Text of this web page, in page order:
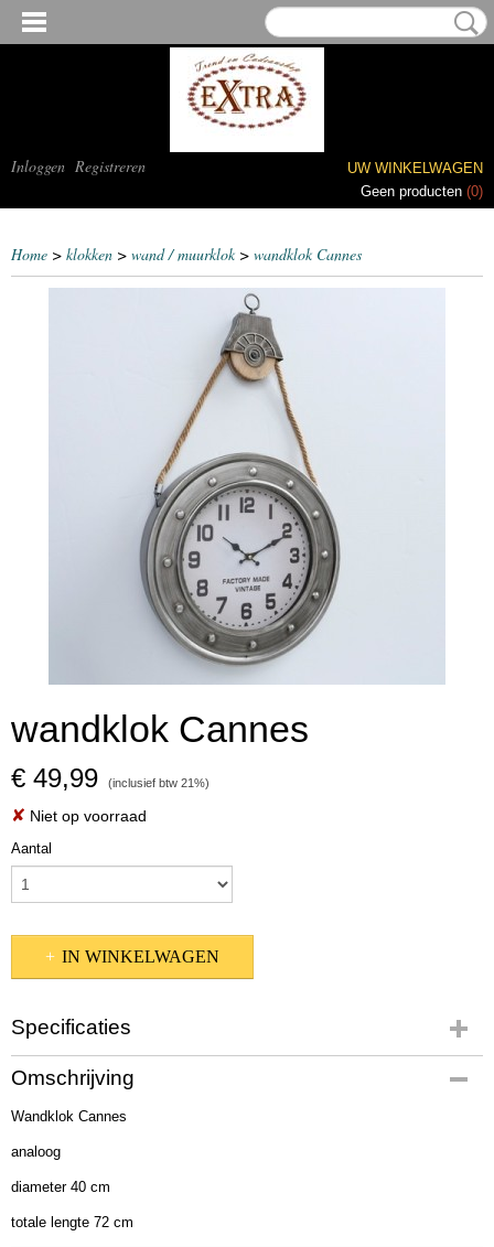
Inloggen Registreren
UW WINKELWAGEN
Geen producten (0)
Home > klokken > wand / muurklok> wandklok Cannes
wandklok Cannes
€ 49,99 (inclusief btw 21%)
✘ Niet op voorraad
Aantal
IN WINKELWAGEN
Specificaties
Productcode
2003874
EAN code
Afmetingen (l,b,h)
50 x 50 x 7 cm
Omschrijving
Wandklok Cannes
analoog
diameter 40 cm
totale lengte 72 cm